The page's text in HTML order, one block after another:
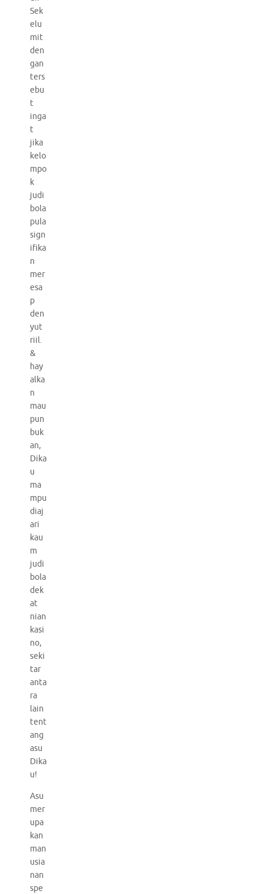
Sek
elu
mit
den
gan
ters
ebu
t
inga
t
jika
kelo
mpo
k
judi
bola
pula
sign
ifika
n
mer
esa
p
den
yut
riil.
&
hay
alka
n
mau
pun
buk
an,
Dika
u
ma
mpu
diaj
ari
kau
m
judi
bola
dek
at
nian
kasi
no,
seki
tar
anta
ra
lain
tent
ang
asu
Dika
u!
Asu
mer
upa
kan
man
usia
nan
spe